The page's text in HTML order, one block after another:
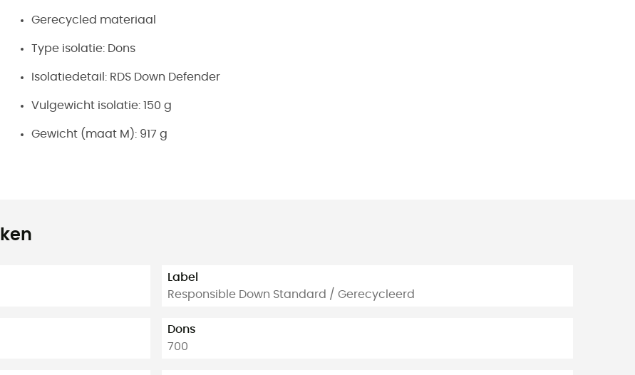
Gerecycled materiaal
Type isolatie: Dons
Isolatiedetail: RDS Down Defender
Vulgewicht isolatie: 150 g
Gewicht (maat M): 917 g
Label
Responsible Down Standard / Gerecycleerd
Dons
700